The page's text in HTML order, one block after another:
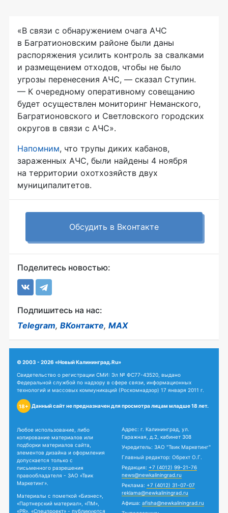
«В связи с обнаружением очага АЧС
в Багратионовским районе были даны
распоряжения усилить контроль за свалками
и размещением отходов, чтобы не было
угрозы перенесения АЧС, — сказал Ступин.
— К очередному оперативному совещанию
будет осуществлен мониторинг Неманского,
Багратионовского и Светловского городских
округов в связи с АЧС».
Напомним, что трупы диких кабанов,
зараженных АЧС, были найдены 4 ноября
на территории охотхозяйств двух
муниципалитетов.
Обсудить в Вконтакте
Поделитесь новостью:
Подпишитесь на нас:
Telegram, ВКонтакте, MAX
© 2003 - 2026 «Новый Калининград.Ru»
Свидетельство о регистрации СМИ: Эл № ФС77-43520, выдано
Федеральной службой по надзору в сфере связи, информационных
технологий и массовых коммуникаций (Роскомнадзор) 17 января 2011 г.
18+ Данный сайт не предназначен для просмотра лицам младше 18 лет.
Любое использование, либо
копирование материалов или
подборки материалов сайта,
элементов дизайна и оформления
допускается только с
письменного разрешения
правообладателя - ЗАО «Твик
Маркетинг».
Материалы с пометкой «Бизнес»,
«Партнерский материал», «ПМ»,
«PR», «Спецпроект» - публикуются
Адрес: г. Калининград, ул.
Гаражная, д.2, кабинет 308
Учредитель: ЗАО "Твик Маркетинг"
Главный редактор: Обрехт О.Г.
Редакция: +7 (4012) 99-21-76
news@newkaliningrad.ru
Реклама: +7 (4012) 31-07-07
reklama@newkaliningrad.ru
Афиша: afisha@newkaliningrad.ru